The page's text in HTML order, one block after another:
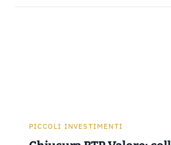
PICCOLI INVESTIMENTI